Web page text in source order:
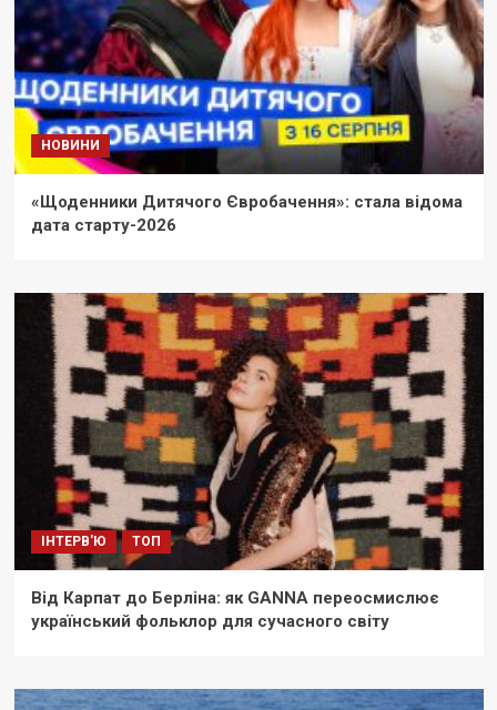
НОВИНИ
«Щоденники Дитячого Євробачення»: стала відома
дата старту-2026
ІНТЕРВ'Ю ТОП
Від Карпат до Берліна: як GANNA переосмислює
український фольклор для сучасного світу